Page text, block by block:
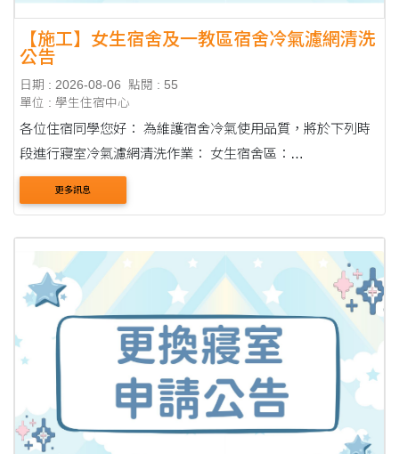
【施工】女生宿舍及一教區宿舍冷氣濾網清洗
公告
日期 : 2026-08-06
點閱 : 55
單位 : 學生住宿中心
各位住宿同學您好： 為維護宿舍冷氣使用品質，將於下列時
段進行寢室冷氣濾網清洗作業： 女生宿舍區：
2026/08/08（六）－2026/08/09（日）每日 08:30－17:00 第
更多訊息